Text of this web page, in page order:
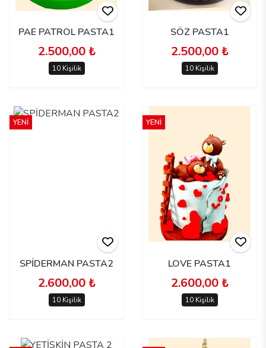
PAE PATROL PASTA1
2.500,00 ₺
10 Kişilik
SÖZ PASTA1
2.500,00 ₺
10 Kişilik
SPİDERMAN PASTA2
2.600,00 ₺
10 Kişilik
YENİ
LOVE PASTA1
2.600,00 ₺
10 Kişilik
YENİ